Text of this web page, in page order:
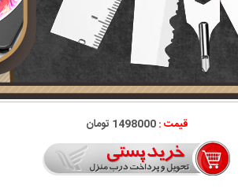
قیمت :1498000 تومان